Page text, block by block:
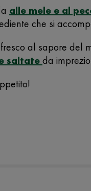
alle mele e al
che si
al sapore del
saltateda